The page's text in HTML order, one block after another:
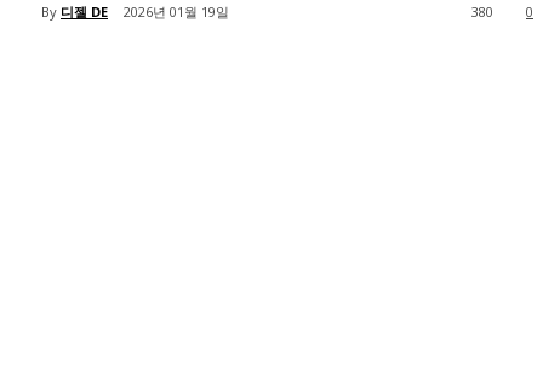
By 디젤 DE 2026년 01월 19일 0
380